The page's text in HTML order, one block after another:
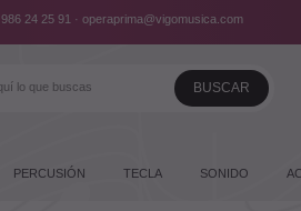
986 24 25 91 · operaprima@vigomusica.com
PERCUSIÓN TECLA SONIDO